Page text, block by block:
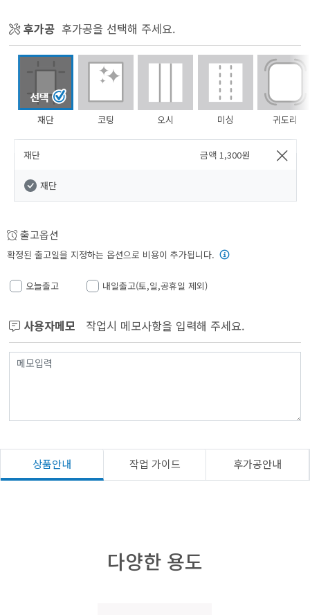
후가공 후가공을 선택해 주세요.
재단 코팅 오시 미싱 귀도리
재단 금액 1,300원
재단
출고옵션
확정된 출고일을 지정하는 옵션으로 비용이 추가됩니다.
오늘출고 내일출고(토,일,공휴일 제외)
사용자메모 작업시 메모사항을 입력해 주세요.
상품안내 작업 가이드 후가공안내
다양한 용도